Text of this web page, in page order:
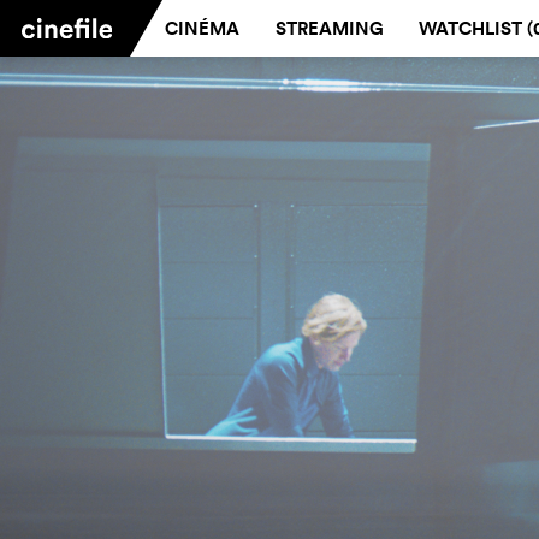
CINÉMA STREAMING WATCHLIST (